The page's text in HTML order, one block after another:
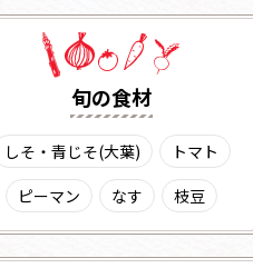
旬の⾷材
しそ・青じそ(大葉)
トマト
ピーマン
なす 枝豆